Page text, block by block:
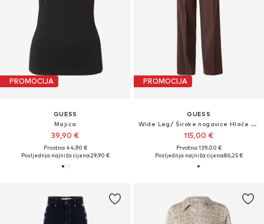
PROMOCIJA
GUESS
Majica
39,90 €
Prvotno: 44,90 €
Posljednja najniža cijena:29,90 €
PROMOCIJA
GUESS
Wide Leg/ Široke nogavice Hlače na crtu 'Carla'
115,00 €
Prvotno: 139,00 €
Posljednja najniža cijena:86,25 €